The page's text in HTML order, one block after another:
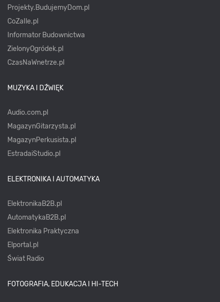
Projekty.BudujemyDom.pl
CoZaIle.pl
Informator Budownictwa
ZielonyOgródek.pl
CzasNaWnetrze.pl
MUZYKA I DŹWIĘK
Audio.com.pl
MagazynGitarzysta.pl
MagazynPerkusista.pl
EstradaiStudio.pl
ELEKTRONIKA I AUTOMATYKA
ElektronikaB2B.pl
AutomatykaB2B.pl
Elektronika Praktyczna
Elportal.pl
Świat Radio
FOTOGRAFIA, EDUKACJA I HI-TECH